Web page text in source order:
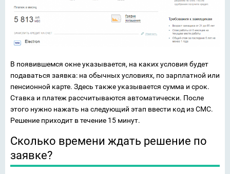
В появившемся окне указывается, на каких условия будет
подаваться заявка: на обычных условиях, по зарплатной или
пенсионной карте. Здесь также указывается сумма и срок.
Ставка и платеж рассчитываются автоматически. После
этого нужно нажать на следующий этап ввести код из СМС.
Решение приходит в течение 15 минут.
Сколько времени ждать решение по
заявке?